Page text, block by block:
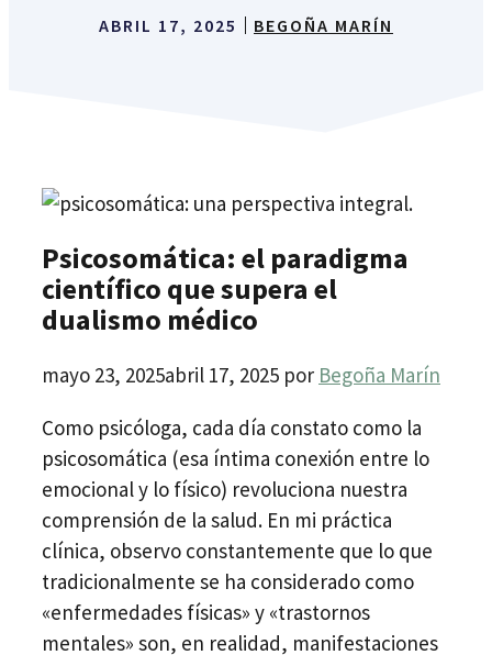
ABRIL 17, 2025 BEGOÑA MARÍN
Psicosomática: el paradigma
científico que supera el
dualismo médico
mayo 23, 2025abril 17, 2025 por Begoña Marín
Como psicóloga, cada día constato como la
psicosomática (esa íntima conexión entre lo
emocional y lo físico) revoluciona nuestra
comprensión de la salud. En mi práctica
clínica, observo constantemente que lo que
tradicionalmente se ha considerado como
«enfermedades físicas» y «trastornos
mentales» son, en realidad, manifestaciones